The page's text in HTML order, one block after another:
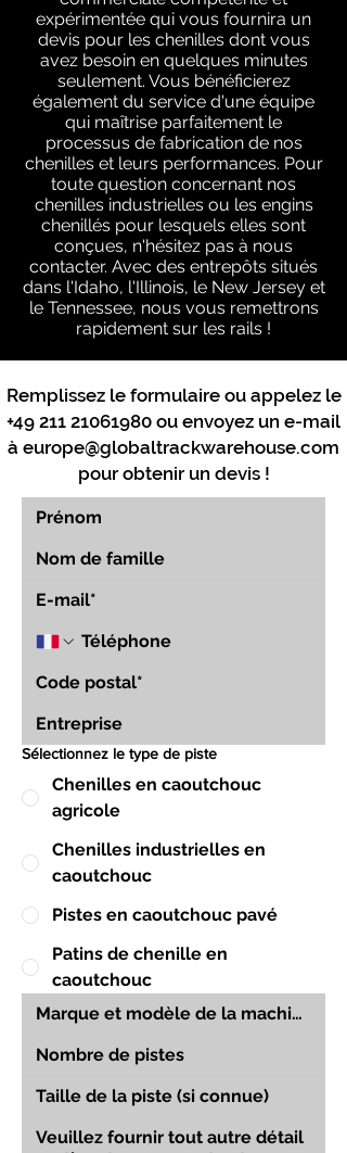
expérimentée qui vous fournira un
devis pour les chenilles dont vous
avez besoin en quelques minutes
seulement. Vous bénéficierez
également du service d'une équipe
qui maîtrise parfaitement le
processus de fabrication de nos
chenilles et leurs performances. Pour
toute question concernant nos
chenilles industrielles ou les engins
chenillés pour lesquels elles sont
conçues, n'hésitez pas à nous
contacter. Avec des entrepôts situés
dans l'Idaho, l'Illinois, le New Jersey et
le Tennessee, nous vous remettrons
rapidement sur les rails !
Remplissez le formulaire ou appelez le
+49 211 21061980 ou envoyez un e-mail
à europe@globaltrackwarehouse.com
pour obtenir un devis !
Sélectionnez le type de piste
Chenilles en caoutchouc
agricole
Chenilles industrielles en
caoutchouc
Pistes en caoutchouc pavé
Patins de chenille en
caoutchouc